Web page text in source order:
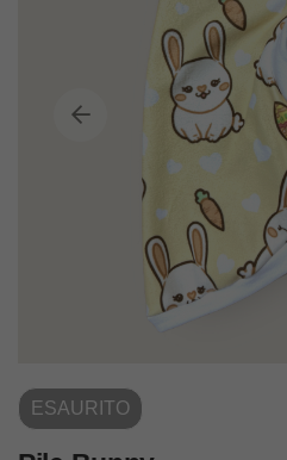
ESAURITO